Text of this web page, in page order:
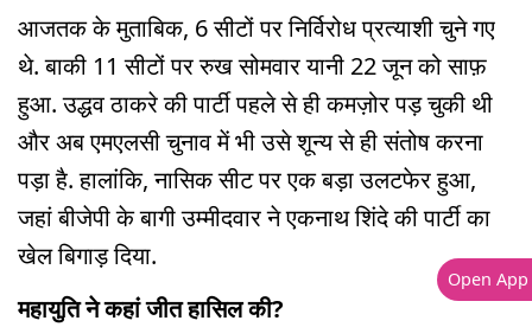
आजतक के मुताबिक, 6 सीटों पर निर्विरोध प्रत्याशी चुने गए
थे. बाकी 11 सीटों पर रुख सोमवार यानी 22 जून को साफ़
हुआ. उद्धव ठाकरे की पार्टी पहले से ही कमज़ोर पड़ चुकी थी
और अब एमएलसी चुनाव में भी उसे शून्य से ही संतोष करना
पड़ा है. हालांकि, नासिक सीट पर एक बड़ा उलटफेर हुआ,
जहां बीजेपी के बागी उम्मीदवार ने एकनाथ शिंदे की पार्टी का
खेल बिगाड़ दिया.
महायुति ने कहां जीत हासिल की?
Open App